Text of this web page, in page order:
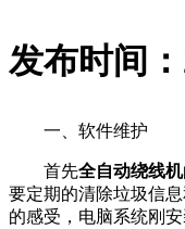
发布时间
一、软件维护
首先全自动绕线机
要定期的清除垃圾信
的感受，电脑系统刚